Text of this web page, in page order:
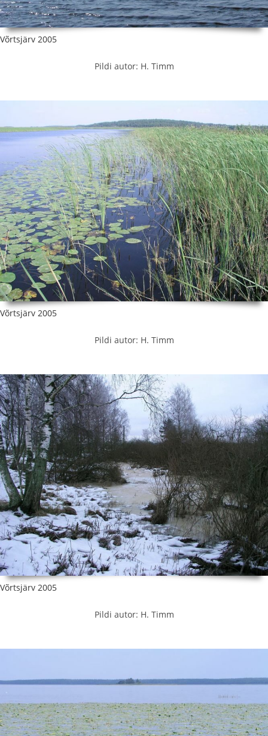
Võrtsjärv 2005
Pildi autor: H. Timm
Võrtsjärv 2005
Pildi autor: H. Timm
Võrtsjärv 2005
Pildi autor: H. Timm